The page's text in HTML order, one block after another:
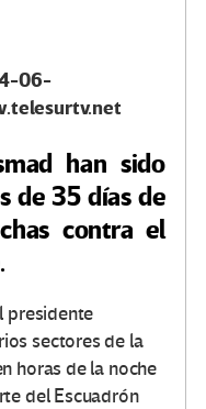
06-
han sido
de 35 días de
contra el
presidente
sectores de la
horas de la noche
del Escuadrón